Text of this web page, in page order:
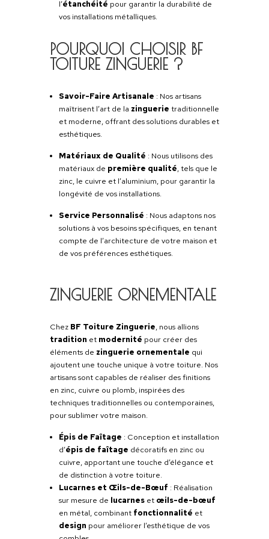
durabilitéet l’esthétique de votre
Nos artisans qualifiés travaillent avec
et passion pour offrir des solutions de
qui allientfonctionnalitéet
Découvrez comment nos services de
peuvent améliorer et préserver votre
toiture.ure, adaptées à votre habitation et
besoins. Découvrez comment une isolation
performante peut transformer votre
Services personnalisés
Priorité à votre satisfaction
L’ART DE PROTÉGER
D’EMBELLIR VOTRE
TOITURE
ZINGUERIE
Lazinguerieest essentielle pour garantir
bonne évacuation des eaux
En plus de sa fonction protectrice, elle
unetouche esthétiquequi rehausse le
caractère de votre habitation. Nos
zinguerie maîtrisent toutes les techniques
assurer une installation parfaite, qu’il
gouttières, chéneaux, ou autres éléments